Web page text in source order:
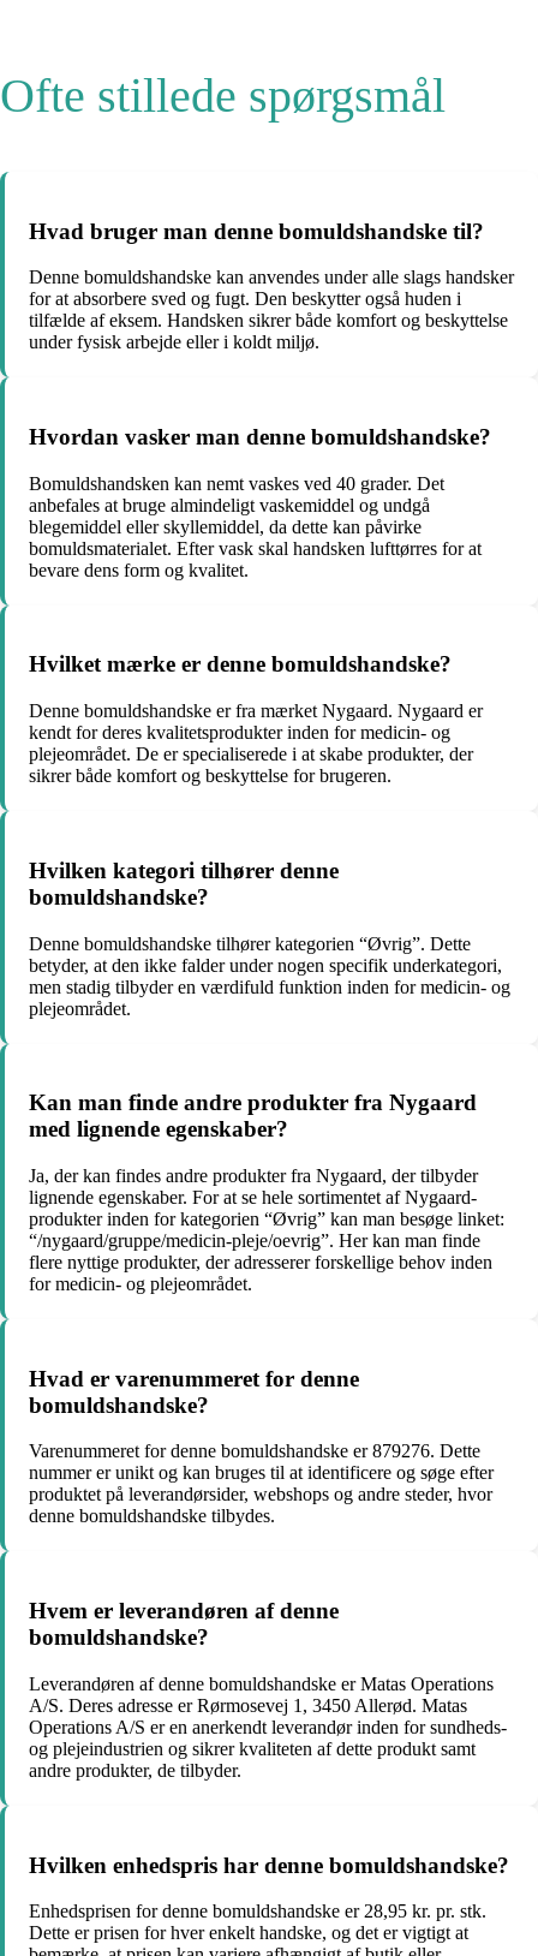
Ofte stillede spørgsmål
Hvad bruger man denne bomuldshandske til?
Denne bomuldshandske kan anvendes under alle slags handsker
for at absorbere sved og fugt. Den beskytter også huden i
tilfælde af eksem. Handsken sikrer både komfort og beskyttelse
under fysisk arbejde eller i koldt miljø.
Hvordan vasker man denne bomuldshandske?
Bomuldshandsken kan nemt vaskes ved 40 grader. Det
anbefales at bruge almindeligt vaskemiddel og undgå
blegemiddel eller skyllemiddel, da dette kan påvirke
bomuldsmaterialet. Efter vask skal handsken lufttørres for at
bevare dens form og kvalitet.
Hvilket mærke er denne bomuldshandske?
Denne bomuldshandske er fra mærket Nygaard. Nygaard er
kendt for deres kvalitetsprodukter inden for medicin- og
plejeområdet. De er specialiserede i at skabe produkter, der
sikrer både komfort og beskyttelse for brugeren.
Hvilken kategori tilhører denne
bomuldshandske?
Denne bomuldshandske tilhører kategorien “Øvrig”. Dette
betyder, at den ikke falder under nogen specifik underkategori,
men stadig tilbyder en værdifuld funktion inden for medicin- og
plejeområdet.
Kan man finde andre produkter fra Nygaard
med lignende egenskaber?
Ja, der kan findes andre produkter fra Nygaard, der tilbyder
lignende egenskaber. For at se hele sortimentet af Nygaard-
produkter inden for kategorien “Øvrig” kan man besøge linket:
“/nygaard/gruppe/medicin-pleje/oevrig”. Her kan man finde
flere nyttige produkter, der adresserer forskellige behov inden
for medicin- og plejeområdet.
Hvad er varenummeret for denne
bomuldshandske?
Varenummeret for denne bomuldshandske er 879276. Dette
nummer er unikt og kan bruges til at identificere og søge efter
produktet på leverandørsider, webshops og andre steder, hvor
denne bomuldshandske tilbydes.
Hvem er leverandøren af denne
bomuldshandske?
Leverandøren af denne bomuldshandske er Matas Operations
A/S. Deres adresse er Rørmosevej 1, 3450 Allerød. Matas
Operations A/S er en anerkendt leverandør inden for sundheds-
og plejeindustrien og sikrer kvaliteten af dette produkt samt
andre produkter, de tilbyder.
Hvilken enhedspris har denne bomuldshandske?
Enhedsprisen for denne bomuldshandske er 28,95 kr. pr. stk.
Dette er prisen for hver enkelt handske, og det er vigtigt at